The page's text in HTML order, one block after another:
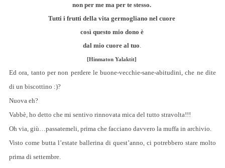
non per me ma per te stesso.
Tutti i frutti della vita germogliano nel cuore
così questo mio dono è
dal mio cuore al tuo
[Hinmaton Yalaktit]
Ed ora, tanto per non perdere le buone-vecchie-sane-abitudini, che ne dite
di un biscottino :)?
Nuova eh?
Vabbè, ho detto che mi sentivo rinnovata mica del tutto stravolta!!!
Oh via, giù…passatemeli, prima che facciano davvero la muffa in archivio.
Visto come butta l’estate ballerina di quest’anno, ci potrebbero stare molto
prima di settembre.